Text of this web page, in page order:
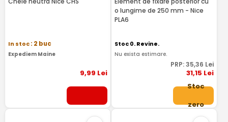
In stoc: 2 buc
Expediem Maine
9,99 Lei
o lungime de 250 mm - Nice
PLA6
Stoc 0. Revine.
Nu exista estimare.
PRP:35,36 Lei
31,15 Lei
Stoc
zero